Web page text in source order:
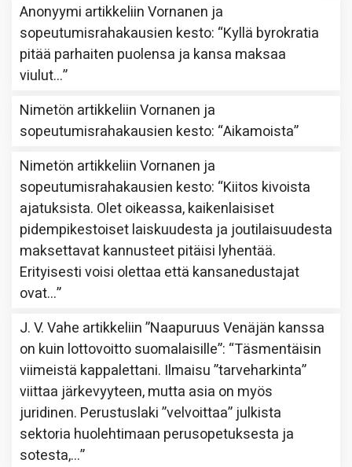
Anonyymi artikkeliinVornanen ja
sopeutumisrahakausien kesto: “Kyllä byrokratia
pitää parhaiten puolensa ja kansa maksaa
viulut…”
Nimetön artikkeliinVornanen ja
sopeutumisrahakausien kesto: “Aikamoista”
Nimetön artikkeliinVornanen ja
sopeutumisrahakausien kesto: “Kiitos kivoista
ajatuksista. Olet oikeassa, kaikenlaisiset
pidempikestoiset laiskuudesta ja joutilaisuudesta
maksettavat kannusteet pitäisi lyhentää.
Erityisesti voisi olettaa että kansanedustajat
ovat…”
J. V. Vahe artikkeliin”Naapuruus Venäjän kanssa
on kuin lottovoitto suomalaisille”: “Täsmentäisin
viimeistä kappalettani. Ilmaisu ”tarveharkinta”
viittaa järkevyyteen, mutta asia on myös
juridinen. Perustuslaki ”velvoittaa” julkista
sektoria huolehtimaan perusopetuksesta ja
sotesta,…”